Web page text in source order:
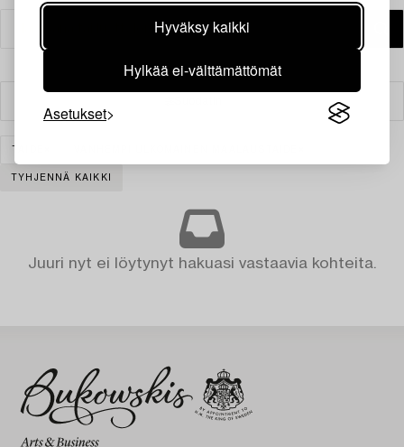
Hyväksy kaikki
Hylkää ei-välttämättömät
Asetukset
TYHJENNÄ KAIKKI
Juuri nyt ei löytynyt hakuasi vastaavia kohteita.